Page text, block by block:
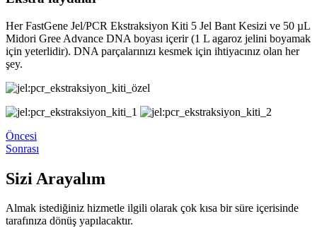
Her FastGene Jel/PCR Ekstraksiyon Kiti 5 Jel Bant Kesizi ve 50 µL
Midori Gree Advance DNA boyası içerir (1 L agaroz jelini boyamak
için yeterlidir). DNA parçalarınızı kesmek için ihtiyacınız olan her
şey.
Öncesi
Sonrası
Sizi Arayalım
Almak istediğiniz hizmetle ilgili olarak çok kısa bir süre içerisinde
tarafınıza dönüş yapılacaktır.